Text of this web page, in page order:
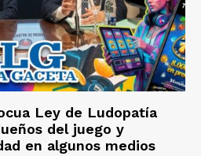
Ley de Ludopatía
del juego y
en algunos medios